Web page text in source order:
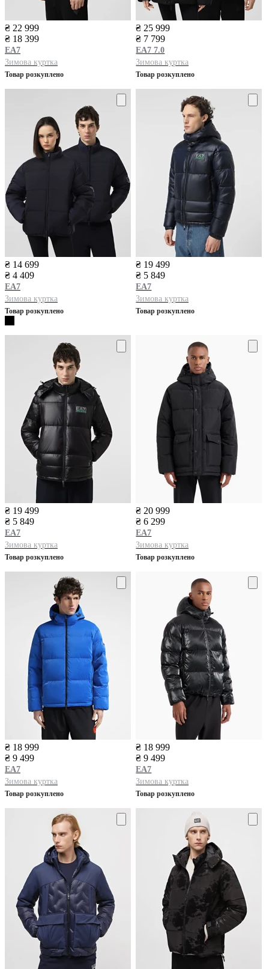
₴ 22 999
₴ 18 399
EA7
Зимова куртка
Товар розкуплено
₴ 25 999
₴ 7 799
EA7 7.0
Зимова куртка
Товар розкуплено
₴ 14 699
₴ 4 409
EA7
Зимова куртка
Товар розкуплено
₴ 19 499
₴ 5 849
EA7
Зимова куртка
Товар розкуплено
₴ 19 499
₴ 5 849
EA7
Зимова куртка
Товар розкуплено
₴ 20 999
₴ 6 299
EA7
Зимова куртка
Товар розкуплено
₴ 18 999
₴ 9 499
EA7
Зимова куртка
Товар розкуплено
₴ 18 999
₴ 9 499
EA7
Зимова куртка
Товар розкуплено